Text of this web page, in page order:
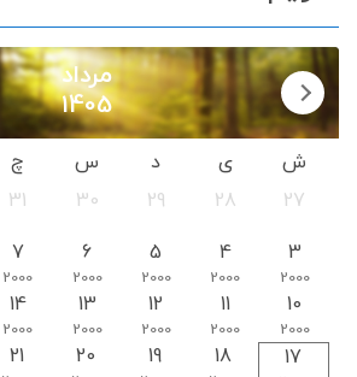
مرداد
1405
ش ی د س چ
27
28
29
30
31
3
2000
4
2000
5
2000
6
2000
7
2000
10
2000
11
2000
12
2000
13
2000
14
2000
17
18
19
20
21